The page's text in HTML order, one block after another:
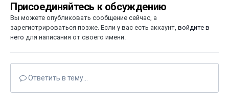
Присоединяйтесь к обсуждению
Вы можете опубликовать сообщение сейчас, а
зарегистрироваться позже. Если у вас есть аккаунт, войдите в
него для написания от своего имени.
Ответить в тему...